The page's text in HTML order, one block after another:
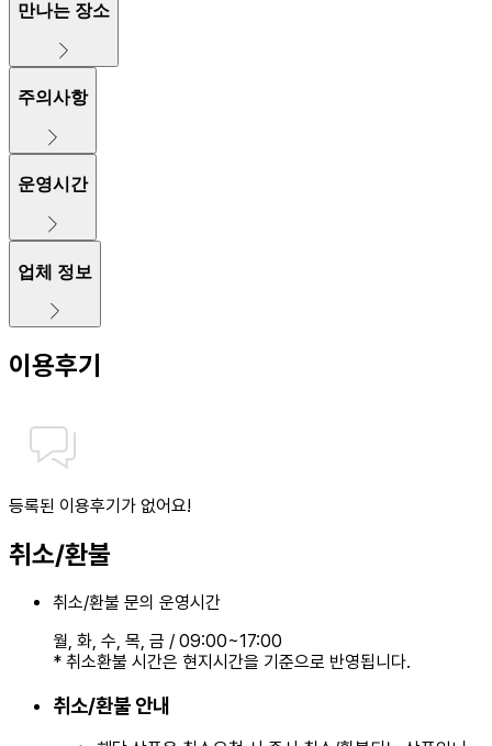
만나는 장소
주의사항
운영시간
업체 정보
이용후기
등록된 이용후기가 없어요!
취소/환불
취소/환불 문의 운영시간
월, 화, 수, 목, 금 / 09:00~17:00
* 취소환불 시간은 현지시간을 기준으로 반영됩니다.
취소/환불 안내